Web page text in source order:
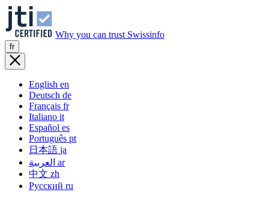
Why you can trust Swissinfo
fr
English en
Deutsch de
Français fr
Italiano it
Español es
Português pt
日本語 ja
ar
中文 zh
Русский ru